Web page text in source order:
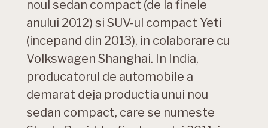
noul sedan compact (de la finele
anului 2012) si SUV-ul compact Yeti
(incepand din 2013), in colaborare cu
Volkswagen Shanghai. In India,
producatorul de automobile a
demarat deja productia unui nou
sedan compact, care se numeste